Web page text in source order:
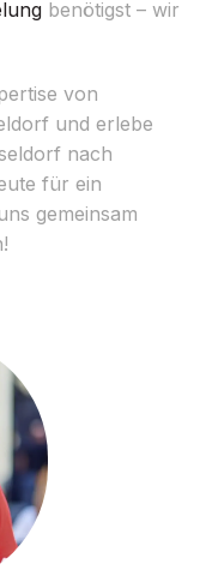
benötigst – wir
von
und erlebe
nach
für ein
gemeinsam